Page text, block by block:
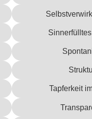
Tapferkeit